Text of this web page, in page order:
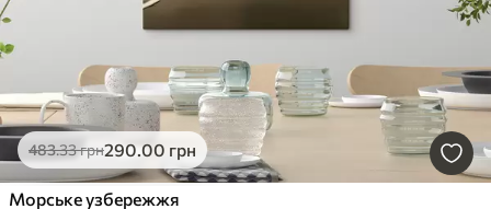
483.33грн290.00 грн
Морське узбережжя